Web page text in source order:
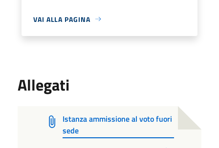
VAI ALLA PAGINA
Allegati
Istanza ammissione al voto fuori
sede